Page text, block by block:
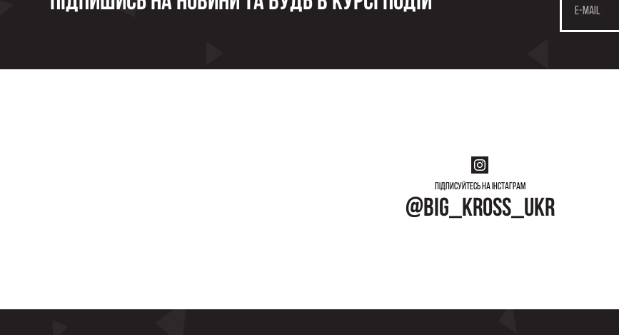
Підписуйтесь на інстаграм
@big_kross_ukr